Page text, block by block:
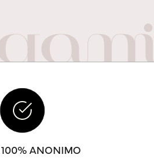
ANONIMO